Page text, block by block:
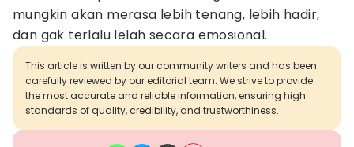
mungkin akan merasa lebih tenang, lebih hadir,
dan gak terlalu lelah secara emosional.
This article is written by our community writers and has been
carefully reviewed by our editorial team. We strive to provide
the most accurate and reliable information, ensuring high
standards of quality, credibility, and trustworthiness.